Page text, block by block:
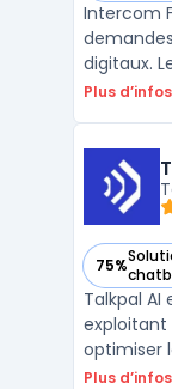
Intercom
digitaux.
structurer
Le
charge ...
Plus d’infos
75%
— voir
Talkpal
exploitant
optimiser
Plus d’infos